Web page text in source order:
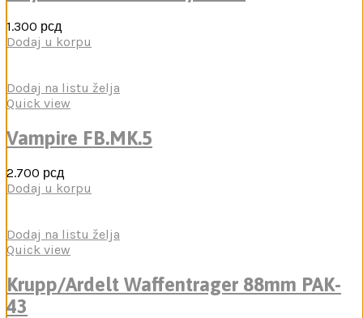
1.300 рсд
Dodaj u korpu
Dodaj na listu želja
Quick view
Vampire FB.MK.5
2.700 рсд
Dodaj u korpu
Dodaj na listu želja
Quick view
Krupp/Ardelt Waffentrager 88mm PAK-
43